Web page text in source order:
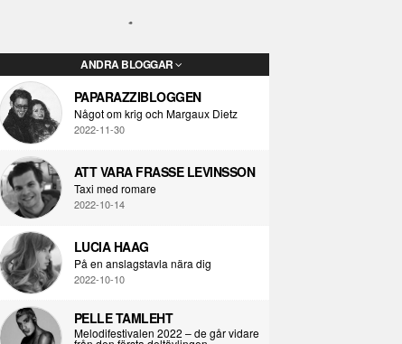
ANDRA BLOGGAR
PAPARAZZIBLOGGEN
Något om krig och Margaux Dietz
2022-11-30
ATT VARA FRASSE LEVINSSON
Taxi med romare
2022-10-14
LUCIA HAAG
På en anslagstavla nära dig
2022-10-10
PELLE TAMLEHT
Melodifestivalen 2022 – de går vidare